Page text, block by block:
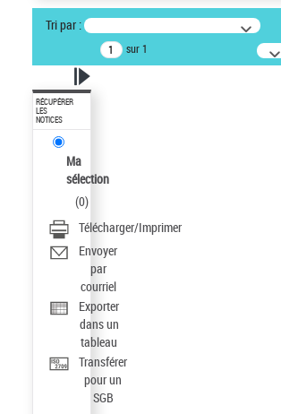
Tri par :
sur 1
RÉCUPÉRER
LES
NOTICES
Ma
sélection
(0)
Télécharger/Imprimer
Envoyer
par
courriel
Exporter
dans un
tableau
Transférer
pour un
SGB